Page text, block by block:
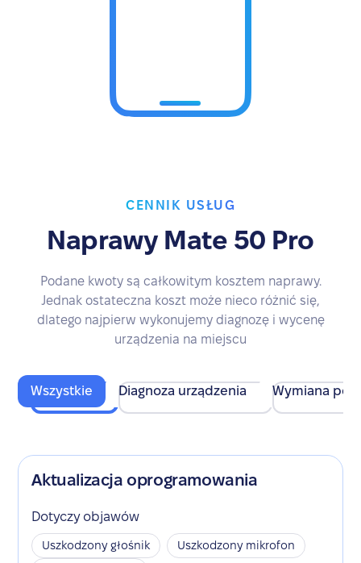
CENNIK USŁUG
Naprawy Mate 50 Pro
Podane kwoty są całkowitym kosztem naprawy.
Jednak ostateczna koszt może nieco różnić się,
dlatego najpierw wykonujemy diagnozę i wycenę
urządzenia na miejscu
Wszystkie Diagnoza urządzenia Wymiana
Aktualizacja oprogramowania
Dotyczy objawów
Uszkodzony głośnik
Uszkodzony mikrofon